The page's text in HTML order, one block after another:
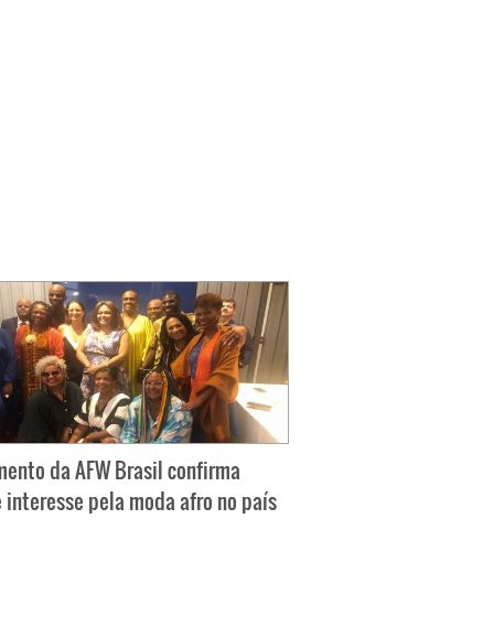
da AFW Brasil confirma
interesse pela moda afro no país